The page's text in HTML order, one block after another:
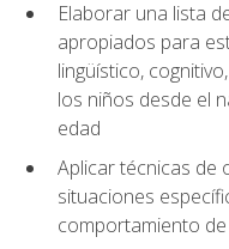
Elaborar una lista
apropiados para
lingüístico,
los niños desde el
edad
Aplicar técnicas de
situaciones
comportamiento